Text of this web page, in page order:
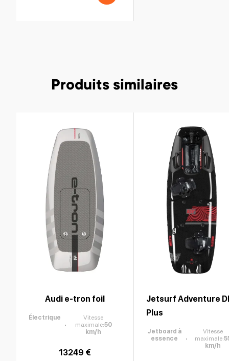
Produits similaires
Audi e-tron foil
Électrique
Vitesse
maximale:50
km/h
13249 €
Jetsurf Adventure
Plus
Jetboard à
essence
Vitesse
maximale:
km/h